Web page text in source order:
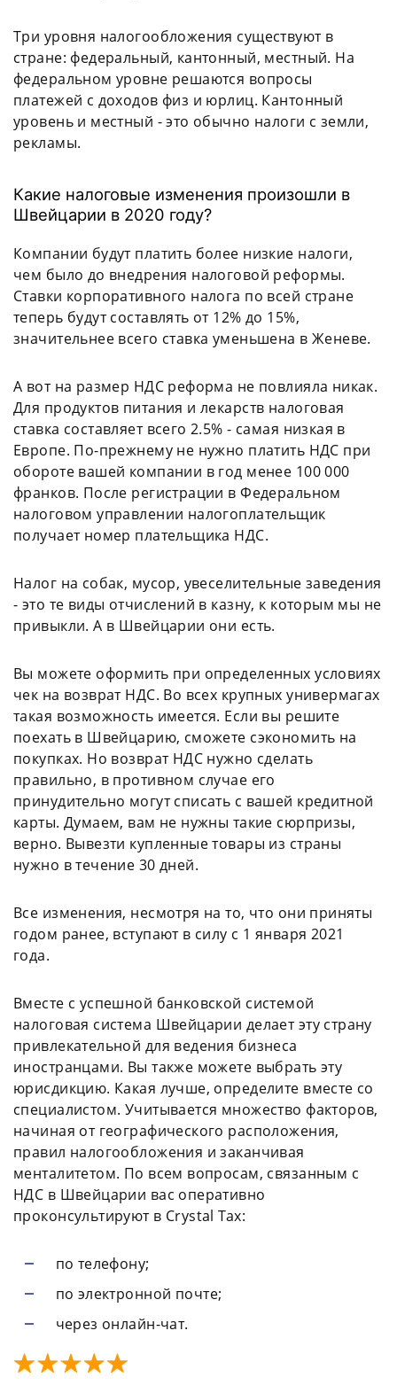
Три уровня налогообложения существуют в
стране: федеральный, кантонный, местный. На
федеральном уровне решаются вопросы
платежей с доходов физ и юрлиц. Кантонный
уровень и местный - это обычно налоги с земли,
рекламы.
Какие налоговые изменения произошли в
Швейцарии в 2020 году?
Компании будут платить более низкие налоги,
чем было до внедрения налоговой реформы.
Ставки корпоративного налога по всей стране
теперь будут составлять от 12% до 15%,
значительнее всего ставка уменьшена в Женеве.
А вот на размер НДС реформа не повлияла никак.
Для продуктов питания и лекарств налоговая
ставка составляет всего 2.5% - самая низкая в
Европе. По-прежнему не нужно платить НДС при
обороте вашей компании в год менее 100 000
франков. После регистрации в Федеральном
налоговом управлении налогоплательщик
получает номер плательщика НДС.
Налог на собак, мусор, увеселительные заведения
- это те виды отчислений в казну, к которым мы не
привыкли. А в Швейцарии они есть.
Вы можете оформить при определенных условиях
чек на возврат НДС. Во всех крупных универмагах
такая возможность имеется. Если вы решите
поехать в Швейцарию, сможете сэкономить на
покупках. Но возврат НДС нужно сделать
правильно, в противном случае его
принудительно могут списать с вашей кредитной
карты. Думаем, вам не нужны такие сюрпризы,
верно. Вывезти купленные товары из страны
нужно в течение 30 дней.
Все изменения, несмотря на то, что они приняты
годом ранее, вступают в силу с 1 января 2021
года.
Вместе с успешной банковской системой
налоговая система Швейцарии делает эту страну
привлекательной для ведения бизнеса
иностранцами. Вы также можете выбрать эту
юрисдикцию. Какая лучше, определите вместе со
специалистом. Учитывается множество факторов,
начиная от географического расположения,
правил налогообложения и заканчивая
менталитетом. По всем вопросам, связанным с
НДС в Швейцарии вас оперативно
проконсультируют в Crystal Tax:
по телефону;
по электронной почте;
через онлайн-чат.